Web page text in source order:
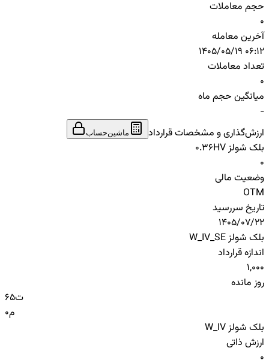
حجم معاملات
0
آخرین معامله
1405/05/19 06:12
تعداد معاملات
0
میانگین حجم ماه
-
ارزش‌گذاری و مشخصات قرارداد
ماشین‌حساب
بلک شولز HV
0.36
0
وضعیت مالی
OTM
تاریخ سررسید
1405/07/22
بلک شولز W_IV_SE
اندازه قرارداد
1,000
روز مانده
65ت
0م
بلک شولز W_IV
ارزش ذاتی